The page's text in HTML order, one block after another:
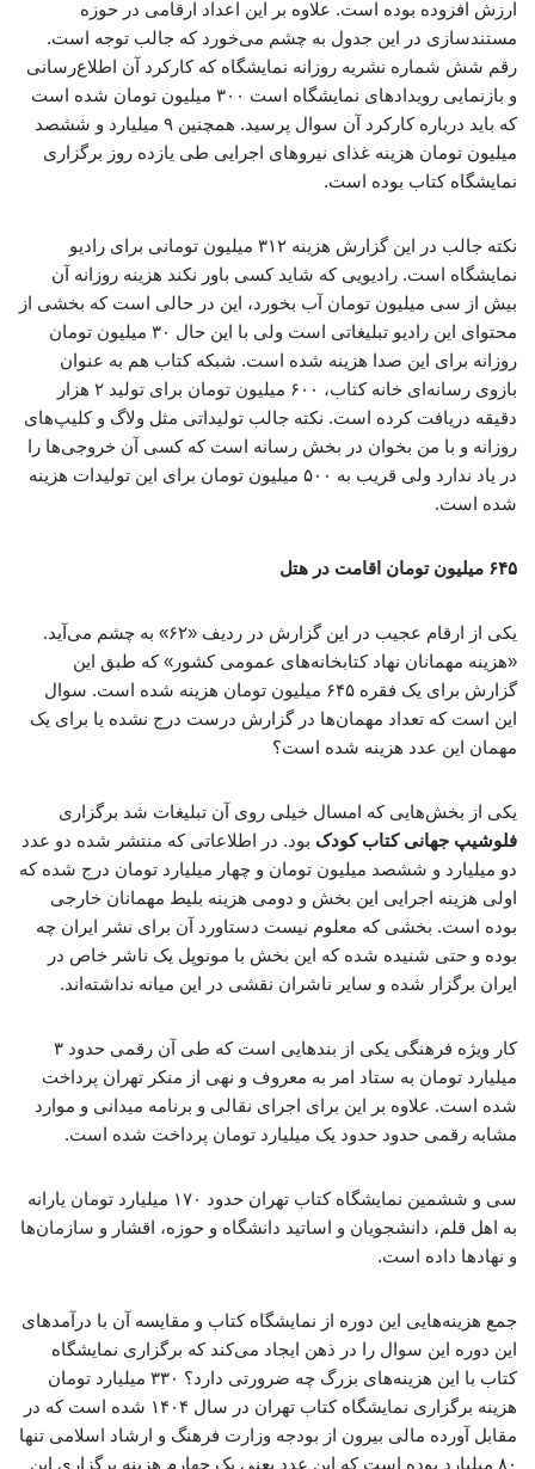
ارزش افزوده بوده است. علاوه بر این اعداد ارقامی در حوزه
مستندسازی در این جدول به چشم می‌خورد که جالب توجه است.
رقم شش شماره نشریه روزانه نمایشگاه که کارکرد آن اطلاع‌رسانی
و بازنمایی رویدادهای نمایشگاه است ۳۰۰ میلیون تومان شده است
که باید درباره کارکرد آن سوال پرسید. همچنین ۹ میلیارد و ششصد
میلیون تومان هزینه غذای نیروهای اجرایی طی یازده روز برگزاری
نمایشگاه کتاب بوده است.
نکته جالب در این گزارش هزینه ۳۱۲ میلیون تومانی برای رادیو
نمایشگاه است. رادیویی که شاید کسی باور نکند هزینه روزانه آن
بیش از سی میلیون تومان آب بخورد، این در حالی است که بخشی از
محتوای این رادیو تبلیغاتی است ولی با این حال ۳۰ میلیون تومان
روزانه برای این صدا هزینه شده است. شبکه کتاب هم به عنوان
بازوی رسانه‌ای خانه کتاب، ۶۰۰ میلیون تومان برای تولید ۲ هزار
دقیقه دریافت کرده است. نکته جالب تولیداتی مثل ولاگ و کلیپ‌های
روزانه و با من بخوان در بخش رسانه است که کسی آن خروجی‌ها را
در یاد ندارد ولی قریب به ۵۰۰ میلیون تومان برای این تولیدات هزینه
شده است.
۶۴۵ میلیون تومان اقامت در هتل
یکی از ارقام عجیب در این گزارش در ردیف «۶۲» به چشم می‌آید.
«هزینه مهمانان نهاد کتابخانه‌های عمومی کشور» که طبق این
گزارش برای یک فقره ۶۴۵ میلیون تومان هزینه شده است. سوال
این است که تعداد مهمان‌ها در گزارش درست درج نشده یا برای یک
مهمان این عدد هزینه شده است؟
یکی از بخش‌هایی که امسال خیلی روی آن تبلیغات شد برگزاری
فلوشیپ جهانی کتاب کودک بود. در اطلاعاتی که منتشر شده دو عدد
دو میلیارد و ششصد میلیون تومان و چهار میلیارد تومان درج شده که
اولی هزینه اجرایی این بخش و دومی هزینه بلیط مهمانان خارجی
بوده است. بخشی که معلوم نیست دستاورد آن برای نشر ایران چه
بوده و حتی شنیده شده که این بخش با مونوپل یک ناشر خاص در
ایران برگزار شده و سایر ناشران نقشی در این میانه نداشته‌اند.
کار ویژه فرهنگی یکی از بندهایی است که طی آن رقمی حدود ۳
میلیارد تومان به ستاد امر به معروف و نهی از منکر تهران پرداخت
شده است. علاوه بر این برای اجرای نقالی و برنامه میدانی و موارد
مشابه رقمی حدود حدود یک میلیارد تومان پرداخت شده است.
سی و ششمین نمایشگاه کتاب تهران حدود ۱۷۰ میلیارد تومان یارانه
به اهل قلم، دانشجویان و اساتید دانشگاه و حوزه، اقشار و سازمان‌ها
و نهادها داده است.
جمع هزینه‌هایی این دوره از نمایشگاه کتاب و مقایسه آن با درآمدهای
این دوره این سوال را در ذهن ایجاد می‌کند که برگزاری نمایشگاه
کتاب با این هزینه‌های بزرگ چه ضرورتی دارد؟ ۳۳۰ میلیارد تومان
هزینه برگزاری نمایشگاه کتاب تهران در سال ۱۴۰۴ شده است که در
مقابل آورده مالی بیرون از بودجه وزارت فرهنگ و ارشاد اسلامی تنها
۸۰ میلیارد بوده است که این عدد یعنی یک چهارم هزینه برگزاری این